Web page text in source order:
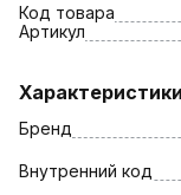
Код товара
Артикул
Характеристики
Бренд
Внутренний код